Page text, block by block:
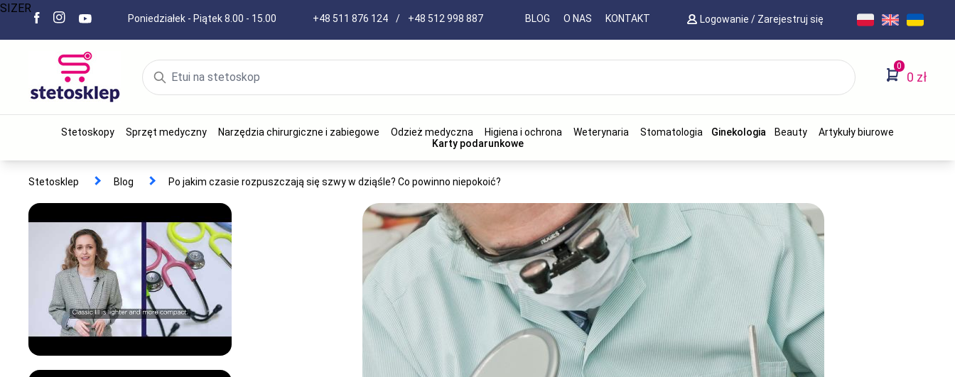
Poniedziałek - Piątek 8.00 - 15.00 +48 511 876 124 / +48 512 998 887 BLOG O NAS KONTAKT Logowanie / Zarejestruj się
0
0 zł
Stetoskopy Sprzęt medyczny Narzędzia chirurgiczne i zabiegowe Odzież medyczna Higiena i ochrona Weterynaria Stomatologia Ginekologia Beauty
Artykuły biurowe
Karty podarunkowe
Stetosklep Blog Po jakim czasie rozpuszczają się szwy w dziąśle? Co powinno niepokoić?
SIZER